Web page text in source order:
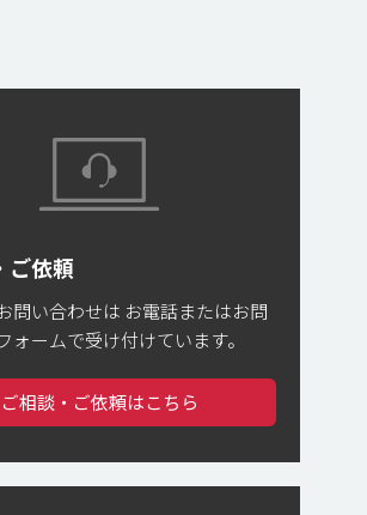
ご依頼
問い合わせは お電話またはお問
ォームで受け付けています。
ご相談・ご依頼はこちら